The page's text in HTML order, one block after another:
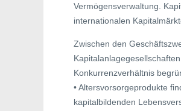
Vermögensverwaltung.
internationalen
Zwischen den
Konkurrenzverhältnis
• Altersvorsorgeprodukte
kapitalbildenden